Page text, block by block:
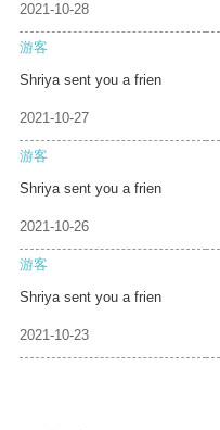
2021-10-28
游客
Shriya sent you a frien
2021-10-27
游客
Shriya sent you a frien
2021-10-26
游客
Shriya sent you a frien
2021-10-23